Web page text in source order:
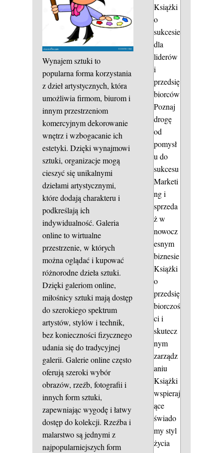
Wynajem sztuki to
popularna forma korzystania
z dzieł artystycznych, która
umożliwia firmom, biurom i
innym przestrzeniom
komercyjnym dekorowanie
wnętrz i wzbogacanie ich
estetyki. Dzięki wynajmowi
sztuki, organizacje mogą
cieszyć się unikalnymi
dziełami artystycznymi,
które dodają charakteru i
podkreślają ich
indywidualność. Galeria
online to wirtualne
przestrzenie, w których
można oglądać i kupować
różnorodne dzieła sztuki.
Dzięki galeriom online,
miłośnicy sztuki mają dostęp
do szerokiego spektrum
artystów, stylów i technik,
bez konieczności fizycznego
udania się do tradycyjnej
galerii. Galerie online często
oferują szeroki wybór
obrazów, rzeźb, fotografii i
innych form sztuki,
zapewniając wygodę i łatwy
dostęp do kolekcji. Rzeźba i
malarstwo są jednymi z
najpopularniejszych form
Książki
o
sukcesie
dla
liderów
i
przedsię
biorców
Poznaj
drogę
od
pomysł
u do
sukcesu
Marketi
ng i
sprzeda
ż w
nowocz
esnym
biznesie
Książki
o
przedsię
biorczoś
ci i
skutecz
nym
zarządz
aniu
Książki
wspieraj
ące
świado
my styl
życia